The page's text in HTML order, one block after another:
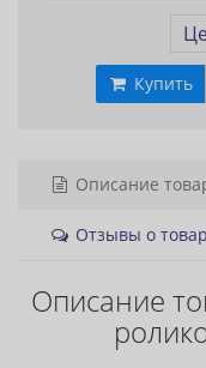
Купить
Описание
Отзывы о
Описание